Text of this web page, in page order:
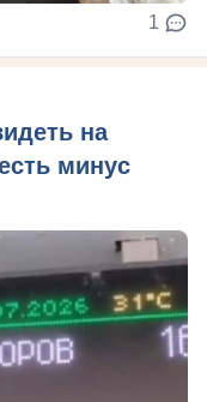
1
на
минус